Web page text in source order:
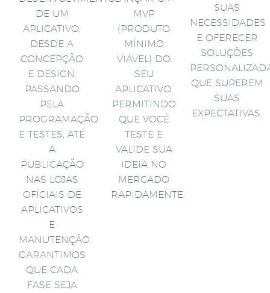
DE UM
APLICATIVO,
DESDE A
CONCEPÇÃO
E DESIGN,
PASSANDO
PELA
PROGRAMAÇÃO
E TESTES, ATÉ
A
PUBLICAÇÃO
NAS LOJAS
OFICIAIS DE
APLICATIVOS
E
MANUTENÇÃO.
GARANTIMOS
QUE CADA
FASE SEJA
MVP
(PRODUTO
MÍNIMO
VIÁVEL) DO
SEU
APLICATIVO,
PERMITINDO
QUE VOCÊ
TESTE E
VALIDE SUA
IDEIA NO
MERCADO
RAPIDAMENTE.
SUAS
NECESSIDADES
E OFERECER
SOLUÇÕES
QUE SUPEREM
SUAS
EXPECTATIVAS.